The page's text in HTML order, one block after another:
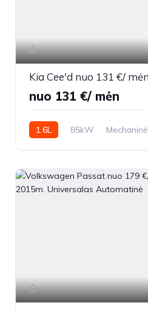
nuo 131 €/ mėn
1.6L 85kW Mechaninė